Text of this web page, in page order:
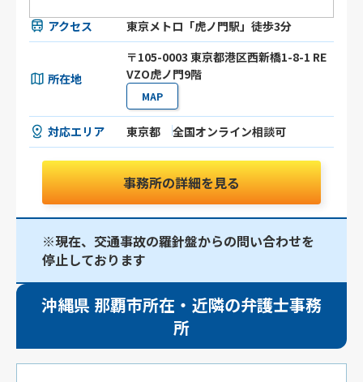
アクセス 東京メトロ「虎ノ門駅」徒歩3分
所在地
〒105-0003 東京都港区⻄新橋1-8-1 RE
VZO虎ノ門9階
MAP
対応エリア 東京都 全国オンライン相談可
事務所の詳細を見る
※現在、交通事故の羅針盤からの問い合わせを
停止しております
沖縄県 那覇市所在・近隣の弁護士事務
所